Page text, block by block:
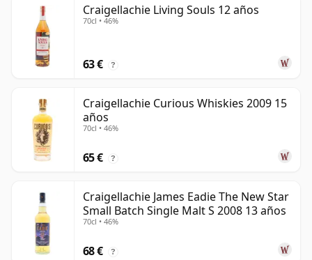
Craigellachie Living Souls 12 años
70cl • 46%
63 € ?
Craigellachie Curious Whiskies 2009 15
años
70cl • 46%
65 € ?
Craigellachie James Eadie The New Star
Small Batch Single Malt S 2008 13 años
70cl • 46%
68 € ?